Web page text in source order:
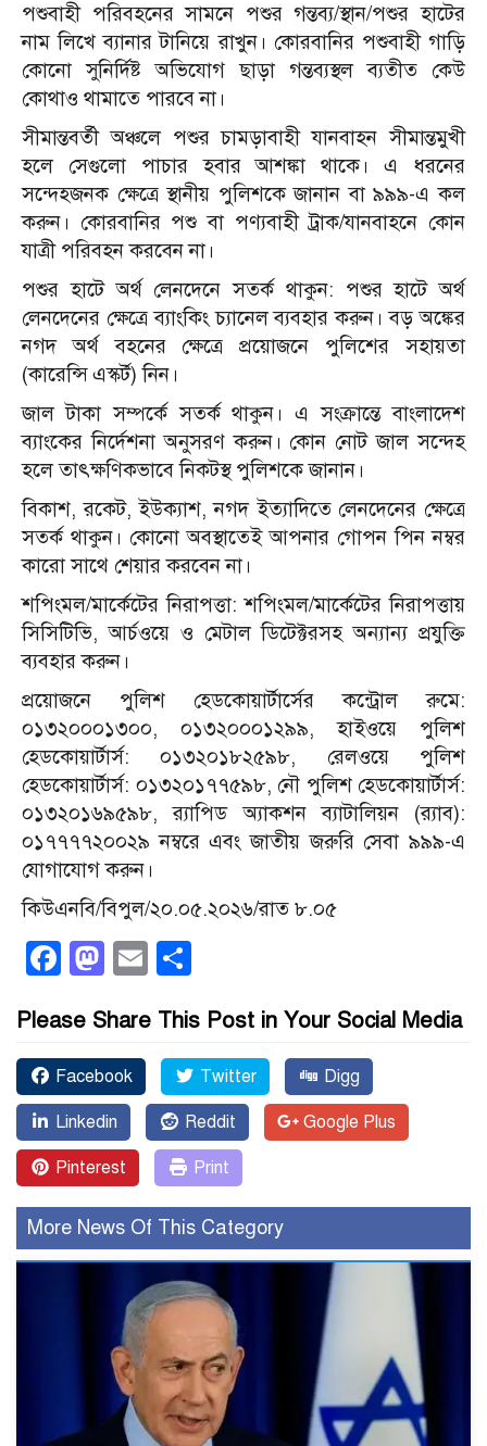
পশুবাহী পরিবহনের সামনে পশুর গন্তব্য/স্থান/পশুর হাটের
নাম লিখে ব্যানার টানিয়ে রাখুন। কোরবানির পশুবাহী গাড়ি
কোনো সুনির্দিষ্ট অভিযোগ ছাড়া গন্তব্যস্থল ব্যতীত কেউ
কোথাও থামাতে পারবে না।
সীমান্তবর্তী অঞ্চলে পশুর চামড়াবাহী যানবাহন সীমান্তমুখী
হলে সেগুলো পাচার হবার আশঙ্কা থাকে। এ ধরনের
সন্দেহজনক ক্ষেত্রে স্থানীয় পুলিশকে জানান বা ৯৯৯-এ কল
করুন। কোরবানির পশু বা পণ্যবাহী ট্রাক/যানবাহনে কোন
যাত্রী পরিবহন করবেন না। ‌
পশুর হাটে অর্থ লেনদেনে সতর্ক থাকুন: পশুর হাটে অর্থ
লেনদেনের ক্ষেত্রে ব্যাংকিং চ্যানেল ব্যবহার করুন। বড় অঙ্কের
নগদ অর্থ বহনের ক্ষেত্রে প্রয়োজনে পুলিশের সহায়তা
(কারেন্সি এস্কর্ট) নিন।
জাল টাকা সম্পর্কে সতর্ক থাকুন। এ সংক্রান্তে বাংলাদেশ
ব্যাংকের নির্দেশনা অনুসরণ করুন। কোন নোট জাল সন্দেহ
হলে তাৎক্ষণিকভাবে নিকটস্থ পুলিশকে জানান।
বিকাশ, রকেট, ইউক্যাশ, নগদ ইত্যাদিতে লেনদেনের ক্ষেত্রে
সতর্ক থাকুন। কোনো অবস্থাতেই আপনার গোপন পিন নম্বর
কারো সাথে শেয়ার করবেন না।
শপিংমল/মার্কেটের নিরাপত্তা: শপিংমল/মার্কেটের নিরাপত্তায়
সিসিটিভি, আর্চওয়ে ও মেটাল ডিটেক্টরসহ অন্যান্য প্রযুক্তি
ব্যবহার করুন।
প্রয়োজনে পুলিশ হেডকোয়ার্টার্সের কন্ট্রোল রুমে:
০১৩২০০০১৩০০, ০১৩২০০০১২৯৯, হাইওয়ে পুলিশ
হেডকোয়ার্টার্স: ০১৩২০১৮২৫৯৮, রেলওয়ে পুলিশ
হেডকোয়ার্টার্স: ০১৩২০১৭৭৫৯৮, নৌ পুলিশ হেডকোয়ার্টার্স:
০১৩২০১৬৯৫৯৮, র‍্যাপিড অ্যাকশন ব্যাটালিয়ন (র‍্যাব):
০১৭৭৭৭২০০২৯ নম্বরে এবং জাতীয় জরুরি সেবা ৯৯৯-এ
যোগাযোগ করুন।
কিউএনবি/বিপুল/২০.০৫.২০২৬/রাত ৮.০৫
Facebook
Mastodon
Email
Please Share This Post in Your Social Media
Facebook Twitter Digg
Linkedin Reddit Google Plus
Pinterest Print
More News Of This Category